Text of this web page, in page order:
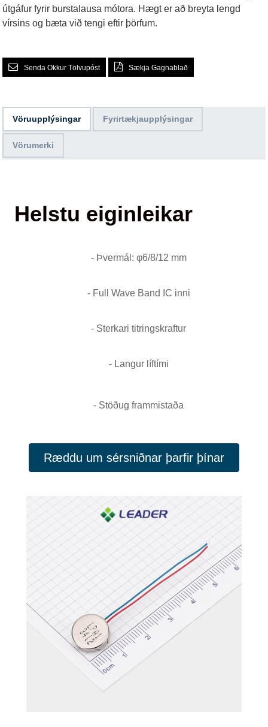
útgáfur fyrir burstalausa mótora. Hægt er að breyta lengd
vírsins og bæta við tengi eftir þörfum.
Senda Okkur Tölvupóst Sækja Gagnablað
Vöruupplýsingar Fyrirtækjaupplýsingar
Vörumerki
Helstu eiginleikar
- Þvermál: φ6/8/12 mm
- Full Wave Band IC inni
- Sterkari titringskraftur
- Langur líftími
- Stöðug frammistaða
Ræddu um sérsniðnar þarfir þínar